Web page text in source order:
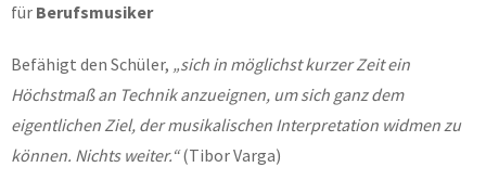
für Berufsmusiker
Befähigt den Schüler, „sich in möglichst kurzer Zeit ein
Höchstmaß an Technik anzueignen, um sich ganz dem
eigentlichen Ziel, der musikalischen Interpretation widmen zu
können. Nichts weiter.“(Tibor Varga)